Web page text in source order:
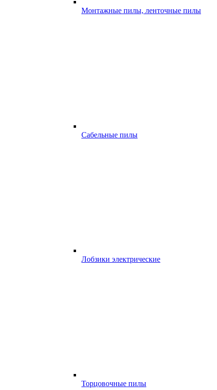
Монтажные пилы, ленточные пилы
Сабельные пилы
Лобзики электрические
Торцовочные пилы